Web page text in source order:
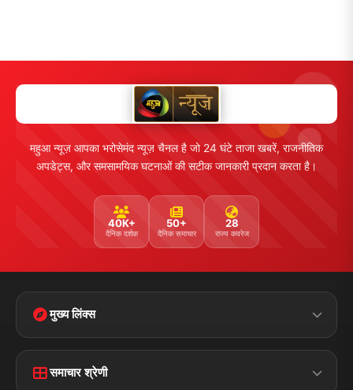
महुआ न्यूज़ आपका भरोसेमंद न्यूज़ चैनल है जो 24 घंटे ताजा खबरें, राजनीतिक
अपडेट्स, और समसामयिक घटनाओं की सटीक जानकारी प्रदान करता है।
40K+
दैनिक दर्शक
50+
दैनिक समाचार
28
राज्य कवरेज
मुख्य लिंक्स
Home Contact Us
समाचार श्रेणी